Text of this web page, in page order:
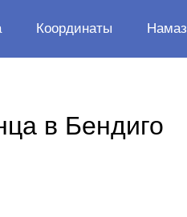
Координаты Намаз
в Бендиго